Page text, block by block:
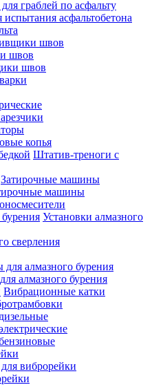
граблей по асфальту
асфальтобетона
швов
швов
швов
копья
Штатив-треноги с
Затирочные машины
машины
Установки алмазного
сверления
алмазного бурения
алмазного бурения
Вибрационные катки
виброрейки